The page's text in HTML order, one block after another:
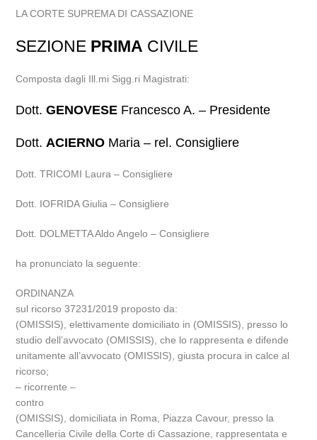
LA CORTE SUPREMA DI CASSAZIONE
SEZIONE PRIMA CIVILE
Composta dagli Ill.mi Sigg.ri Magistrati:
Dott.GENOVESE Francesco A. – Presidente
Dott.ACIERNO Maria – rel. Consigliere
Dott. TRICOMI Laura – Consigliere
Dott. IOFRIDA Giulia – Consigliere
Dott. DOLMETTA Aldo Angelo – Consigliere
ha pronunciato la seguente:
ORDINANZA
sul ricorso 37231/2019 proposto da:
(OMISSIS), elettivamente domiciliato in (OMISSIS), presso lo
studio dell’avvocato (OMISSIS), che lo rappresenta e difende
unitamente all’avvocato (OMISSIS), giusta procura in calce al
ricorso;
– ricorrente –
contro
(OMISSIS), domiciliata in Roma, Piazza Cavour, presso la
Cancelleria Civile della Corte di Cassazione, rappresentata e